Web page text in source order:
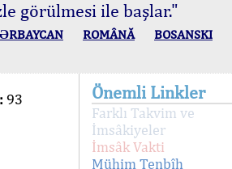
görülmesi ile başlar."
ROMÂNĂ BOSANSKI
93 Önemli Linkler
Farklı Takvim ve
İmsâkiyeler
İmsâk Vakti
Mühim Tenbîh